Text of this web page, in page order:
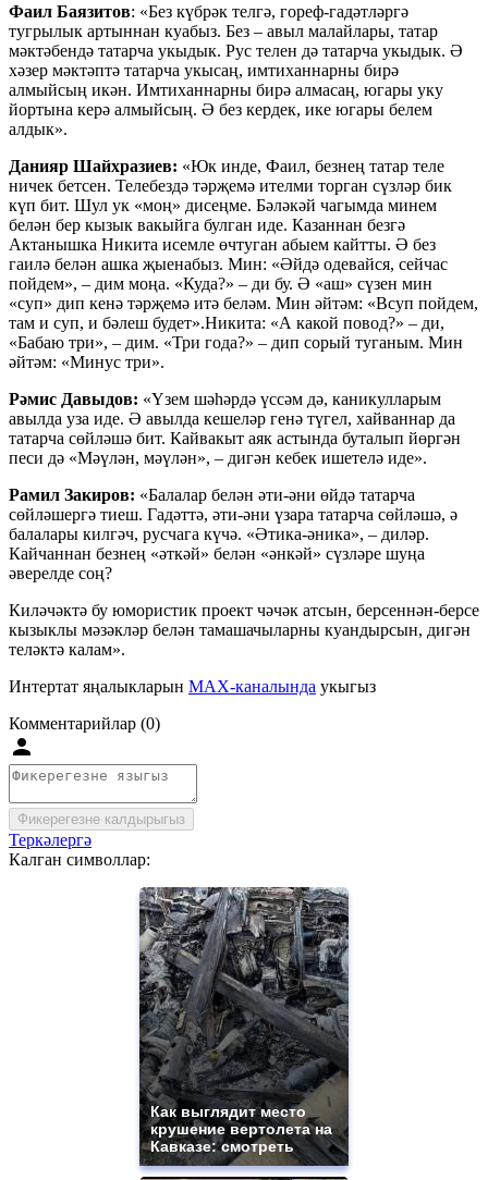
Фаил Баязитов: «Без күбрәк телгә, гореф-гадәтләргә
тугрылык артыннан куабыз. Без – авыл малайлары, татар
мәктәбендә татарча укыдык. Рус телен дә татарча укыдык. Ә
хәзер мәктәптә татарча укысаң, имтиханнарны бирә
алмыйсың икән. Имтиханнарны бирә алмасаң, югары уку
йортына керә алмыйсың. Ә без кердек, ике югары белем
алдык».
Данияр Шайхразиев: «Юк инде, Фаил, безнең татар теле
ничек бетсен. Телебездә тәрҗемә ителми торган сүзләр бик
күп бит. Шул ук «моң» дисеңме. Бәләкәй чагымда минем
белән бер кызык вакыйга булган иде. Казаннан безгә
Актанышка Никита исемле өчтуган абыем кайтты. Ә без
гаилә белән ашка җыенабыз. Мин: «Әйдә одевайся, сейчас
пойдем», – дим моңа. «Куда?» – ди бу. Ә «аш» сүзен мин
«суп» дип кенә тәрҗемә итә беләм. Мин әйтәм: «Всуп пойдем,
там и суп, и бәлеш будет».Никита: «А какой повод?» – ди,
«Бабаю три», – дим. «Три года?» – дип сорый туганым. Мин
әйтәм: «Минус три».
Рәмис Давыдов: «Үзем шәһәрдә үссәм дә, каникулларым
авылда уза иде. Ә авылда кешеләр генә түгел, хайваннар да
татарча сөйләшә бит. Кайвакыт аяк астында буталып йөргән
песи дә «Мәүлән, мәүлән», – дигән кебек ишетелә иде».
Рамил Закиров: «Балалар белән әти-әни өйдә татарча
сөйләшергә тиеш. Гадәттә, әти-әни үзара татарча сөйләшә, ә
балалары килгәч, русчага күчә. «Әтика-әника», – диләр.
Кайчаннан безнең «әткәй» белән «әнкәй» сүзләре шуңа
әверелде соң?
Киләчәктә бу юмористик проект чәчәк атсын, берсеннән-берсе
кызыклы мәзәкләр белән тамашачыларны куандырсын, дигән
теләктә калам».
Интертат яңалыкларын MAX-каналында укыгыз
Комментарийлар (0)
Фикерегезне калдырыгыз
Теркәлергә
Калган символлар:
Как выглядит место
крушение вертолета на
Кавказе: смотреть